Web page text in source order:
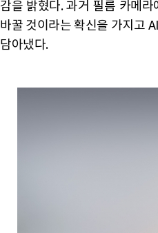
감을 밝혔다. 과거 필름 카메
바꿀 것이라는 확신을 가지고
담아냈다.